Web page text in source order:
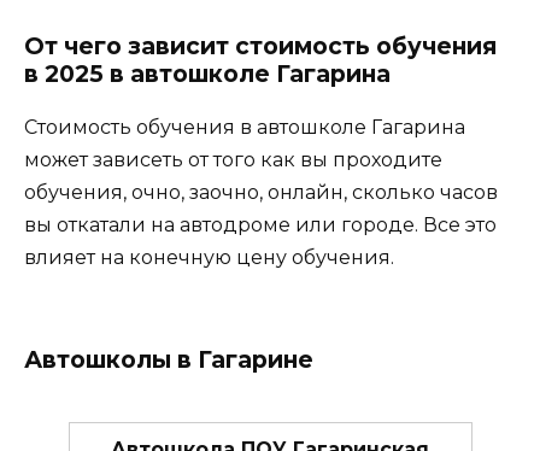
От чего зависит стоимость обучения
в 2025 в автошколе Гагарина
Стоимость обучения в автошколе Гагарина
может зависеть от того как вы проходите
обучения, очно, заочно, онлайн, сколько часов
вы откатали на автодроме или городе. Все это
влияет на конечную цену обучения.
Автошколы в Гагарине